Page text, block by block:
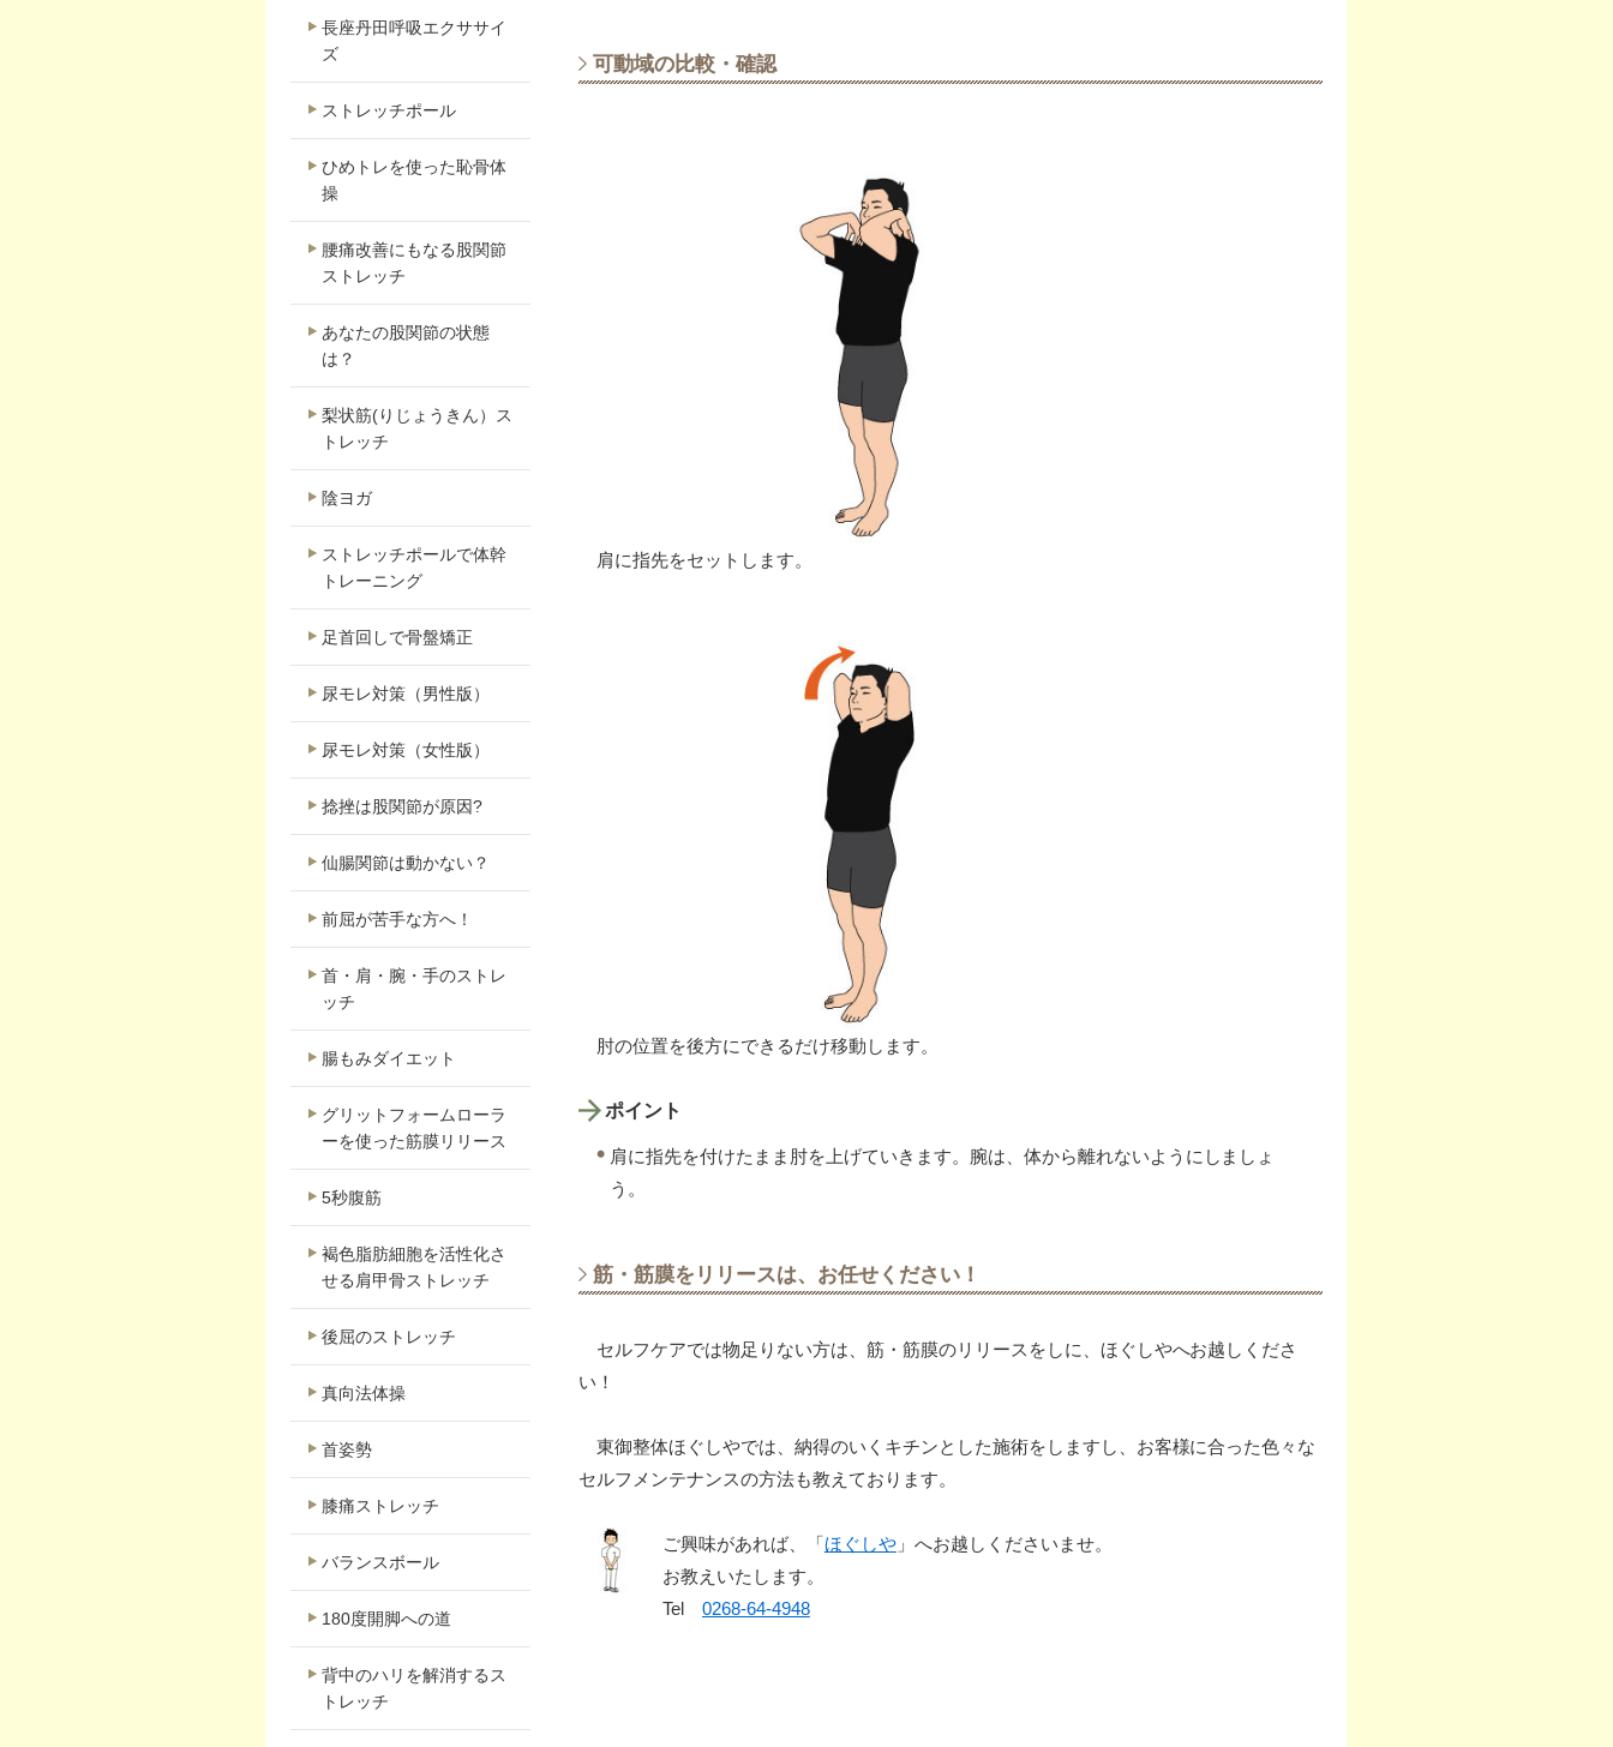
可動域の比較・確認
肩に指先をセットします。
肘の位置を後方にできるだけ移動します。
ポイント
肩に指先を付けたまま肘を上げていきます。腕は、体から離れないようにしましょ
う。
筋・筋膜をリリースは、お任せください！
セルフケアでは物足りない方は、筋・筋膜のリリースをしに、ほぐしやへお越しくださ
い！
東御整体ほぐしやでは、納得のいくキチンとした施術をしますし、お客様に合った色々な
セルフメンテナンスの方法も教えております。
ご興味があれば、「ほぐしや」へお越しくださいませ。
お教えいたします。
Tel 0268-64-4948
長座丹田呼吸エクササイ
ズ
ストレッチポール
ひめトレを使った恥骨体
操
腰痛改善にもなる股関節
ストレッチ
あなたの股関節の状態
は？
梨状筋(りじょうきん）ス
トレッチ
陰ヨガ
ストレッチポールで体幹
トレーニング
足首回しで骨盤矯正
尿モレ対策（男性版）
尿モレ対策（女性版）
捻挫は股関節が原因?
仙腸関節は動かない？
前屈が苦手な方へ！
首・肩・腕・手のストレ
ッチ
腸もみダイエット
グリットフォームローラ
ーを使った筋膜リリース
5秒腹筋
褐色脂肪細胞を活性化さ
せる肩甲骨ストレッチ
後屈のストレッチ
真向法体操
首姿勢
膝痛ストレッチ
バランスボール
180度開脚への道
背中のハリを解消するス
トレッチ